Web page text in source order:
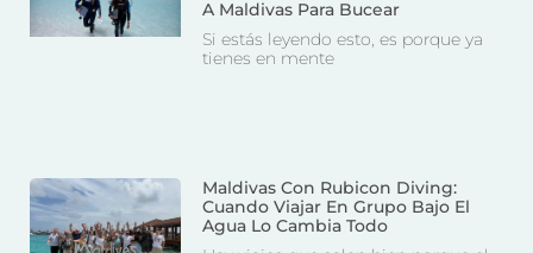
A Maldivas Para Bucear
Si estás leyendo esto, es porque ya
tienes en mente
Maldivas Con Rubicon Diving:
Cuando Viajar En Grupo Bajo El
Agua Lo Cambia Todo